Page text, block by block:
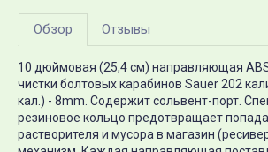
Обзор Отзывы
10 дюймовая (25,4 см) направляющая
чистки болтовых карабинов Sauer 202
кал.) - 8mm. Содержит сольвент-порт.
резиновое кольцо предотвращает
растворителя и мусора в магазин